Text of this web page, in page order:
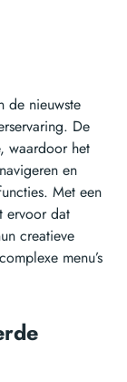
de nieuwste
De
waardoor het
en
Met een
ervoor dat
creatieve
menu’s